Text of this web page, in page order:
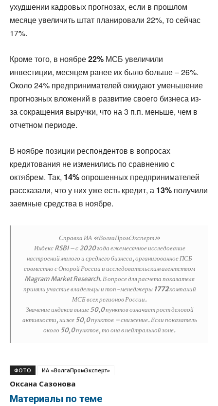
ухудшении кадровых прогнозах, если в прошлом
месяце увеличить штат планировали 22%, то сейчас
17%.
Кроме того, в ноябре22% МСБ увеличили
инвестиции, месяцем ранее их было больше – 26%.
Около 24% предпринимателей ожидают уменьшение
прогнозных вложений в развитие своего бизнеса из-
за сокращения выручки, что на 3 п.п. меньше, чем в
отчетном периоде.
В ноябре позиции респондентов в вопросах
кредитования не изменились по сравнению с
октябрем. Так, 14%опрошенных предпринимателей
рассказали, что у них уже есть кредит, а 13% получили
заемные средства в ноябре.
Справка ИА «ВолгаПромЭксперт»
Индекс RSBI – с 2020 года ежемесячное исследование
настроений малого и среднего бизнеса, организованное ПСБ
совместно с Опорой России и исследовательским агентством
Magram Market Research. В опросе для расчета показателя
приняли участие владельцы и топ-менеджеры 1772компаний
МСБ всех регионов России.
Значение индекса выше 50,0 пунктов означает рост деловой
активности, ниже 50,0 пунктов – снижение. Если показатель
около 50,0 пунктов, то она в нейтральной зоне.
ФОТО ИА «ВолгаПромЭксперт»
Оксана Сазонова
Материалы по теме